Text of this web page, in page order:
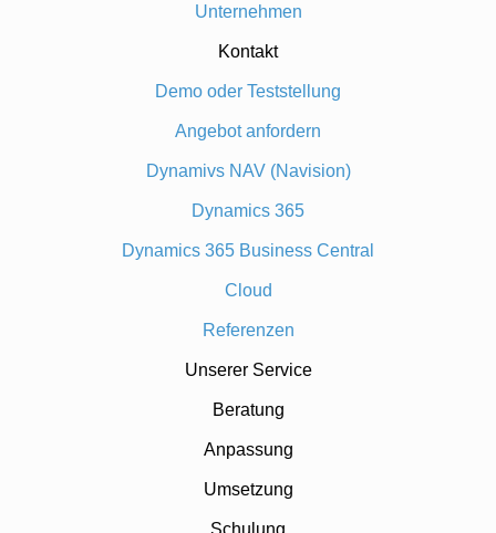
Unternehmen
Kontakt
Demo oder Teststellung
Angebot anfordern
Dynamivs NAV (Navision)
Dynamics 365
Dynamics 365 Business Central
Cloud
Referenzen
Unserer Service
Beratung
Anpassung
Umsetzung
Schulung